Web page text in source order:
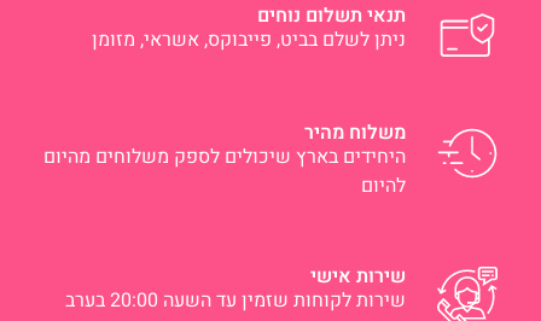
תנאי תשלום נוחים
ניתן לשלם בביט, פייבוקס, אשראי, מזומן
משלוח מהיר
היחידים בארץ שיכולים לספק משלוחים מהיום
להיום
שירות אישי
שירות לקוחות שזמין עד השעה 20:00 בערב